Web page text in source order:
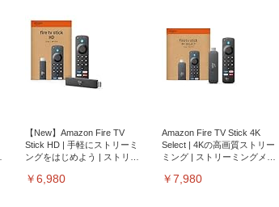
【New】Amazon Fire TV
Stick HD | 手軽にストリーミ
ングをはじめよう | ストリー
￥6,980
Amazon Fire TV Stick 4K
Select | 4Kの高画質ストリー
ミング | ストリーミングメデ
￥7,980